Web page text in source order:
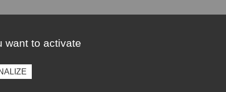
want to activate